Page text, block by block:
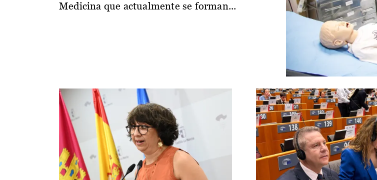
Medicina que actualmente se forman...